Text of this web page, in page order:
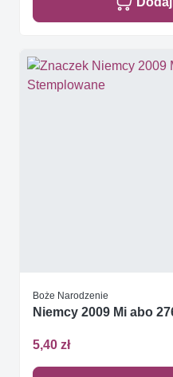
Boże Narodzenie
Niemcy 2009 Mi abo
5,40 zł